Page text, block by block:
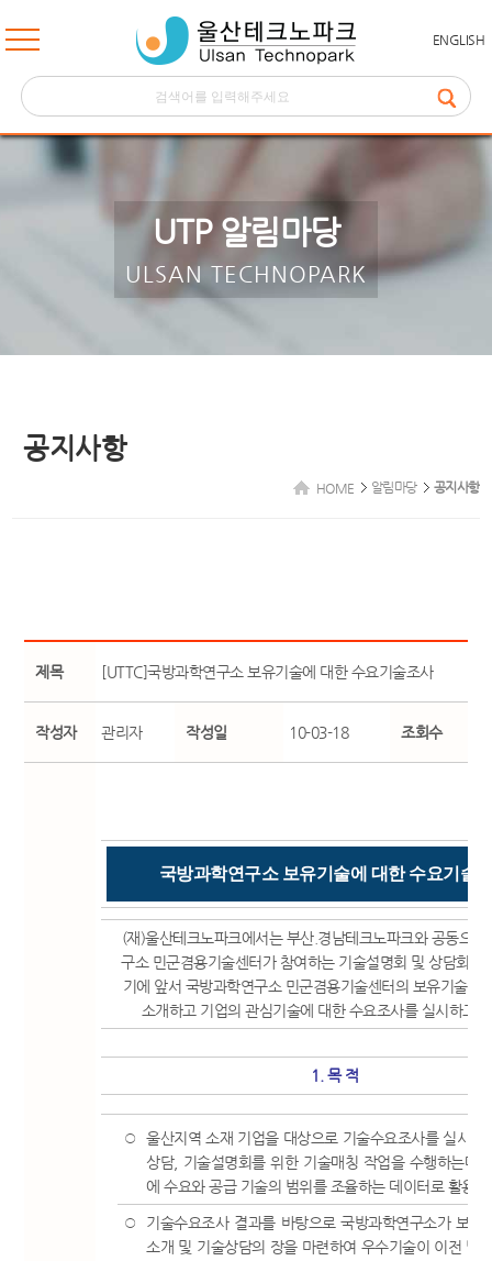
ENGLISH
UTP 알림마당
ULSAN TECHNOPARK
공지사항
HOME 알림마당 공지사항
제목 [UTTC]국방과학연구소 보유기술에 대한 수요기술조사
작성자 관리자 작성일 10-03-18 조회수
국방과학연구소 보유기술에 대한 수요기술
(재)울산테크노파크에서는 부산.경남테크노파크와 공동으로
구소 민군겸용기술센터가 참여하는 기술설명회 및 상담회 자
기에 앞서 국방과학연구소 민군겸용기술센터의 보유기술을
소개하고 기업의 관심기술에 대한 수요조사를 실시하고
1. 목 적
○
울산지역 소재 기업을 대상으로 기술수요조사를 실시함
상담, 기술설명회를 위한 기술매칭 작업을 수행하는데
에 수요와 공급 기술의 범위를 조율하는 데이터로 활용
○
기술수요조사 결과를 바탕으로 국방과학연구소가 보유
소개 및 기술상담의 장을 마련하여 우수기술이 이전 및